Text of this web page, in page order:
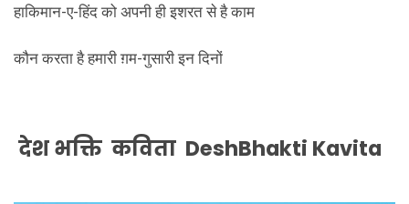
हाकिमान-ए-हिंद को अपनी ही इशरत से है काम
कौन करता है हमारी ग़म-गुसारी इन दिनों
देश भक्ति कविता DeshBhakti Kavita